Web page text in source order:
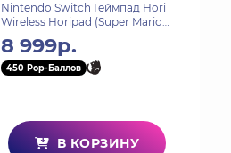
Nintendo Switch Геймпад Hori
Wireless Horipad (Super Mario)
для консоли Switch (NSW-
310U)
8 999р.
450 Pop-Баллов
В КОРЗИНУ